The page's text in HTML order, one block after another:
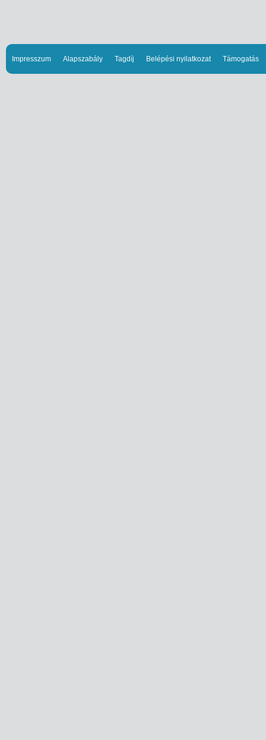
Impresszum Alapszabály Tagdíj Belépési nyilatkozat Támogatás